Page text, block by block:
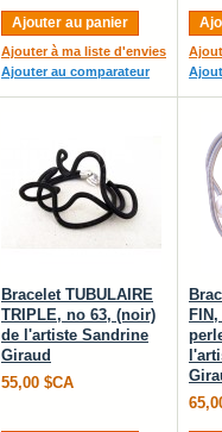
Ajouter au panier
Ajouter à ma liste d'envies
Ajouter au comparateur
Bracelet TUBULAIRE
TRIPLE, no 63, (noir)
de l'artiste Sandrine
Giraud
55,00 $CA